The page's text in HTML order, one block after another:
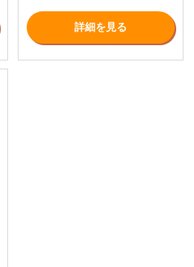
詳細を⾒る